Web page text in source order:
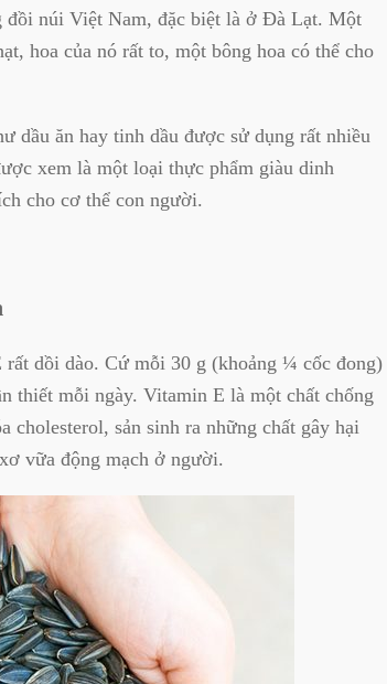
đồi núi Việt Nam, đặc biệt là ở Đà Lạt. Một
hoa của nó rất to, một bông hoa có thể cho
dầu ăn hay tinh dầu được sử dụng rất nhiều
xem là một loại thực phẩm giàu dinh
cho cơ thể con người.
dồi dào. Cứ mỗi 30 g (khoảng ¼ cốc đong)
thiết mỗi ngày. Vitamin E là một chất chống
cholesterol, sản sinh ra những chất gây hại
vữa động mạch ở người.